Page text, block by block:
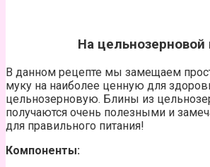
На цельнозерновой
В данном рецепте мы замещаем
муку на наиболее ценную для
цельнозерновую. Блины из
получаются очень полезными и
для правильного питания!
Компоненты: